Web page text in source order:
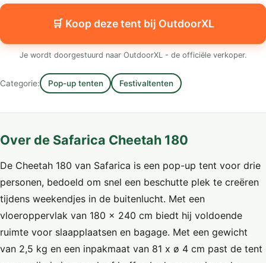
🛒 Koop deze tent bij OutdoorXL
Je wordt doorgestuurd naar OutdoorXL - de officiële verkoper.
Categorie: Pop-up tenten Festivaltenten
Over de Safarica Cheetah 180
De Cheetah 180 van Safarica is een pop-up tent voor drie
personen, bedoeld om snel een beschutte plek te creëren
tijdens weekendjes in de buitenlucht. Met een
vloeroppervlak van 180 x 240 cm biedt hij voldoende
ruimte voor slaapplaatsen en bagage. Met een gewicht
van 2,5 kg en een inpakmaat van 81 x ø 4 cm past de tent